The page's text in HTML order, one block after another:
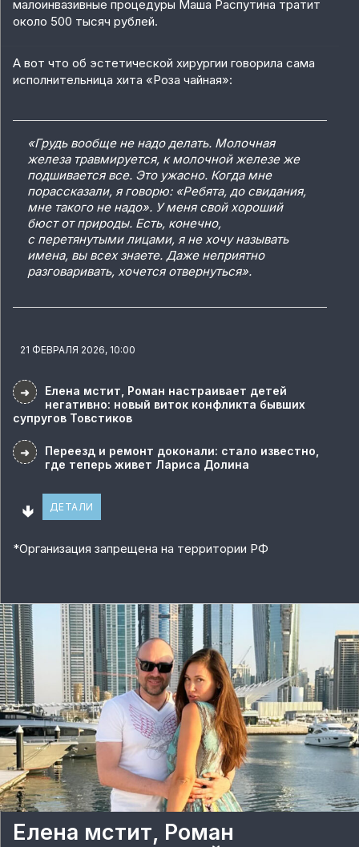
малоинвазивные процедуры Маша Распутина тратит
около 500 тысяч рублей.
А вот что об эстетической хирургии говорила сама
исполнительница хита «Роза чайная»:
«Грудь вообще не надо делать. Молочная
железа травмируется, к молочной железе же
подшивается все. Это ужасно. Когда мне
порассказали, я говорю: «Ребята, до свидания,
мне такого не надо». У меня свой хороший
бюст от природы. Есть, конечно,
с перетянутыми лицами, я не хочу называть
имена, вы всех знаете. Даже неприятно
разговаривать, хочется отвернуться».
21 ФЕВРАЛЯ 2026, 10:00
➜
Елена мстит, Роман настраивает детей
негативно: новый виток конфликта бывших
супругов Товстиков
➜
Переезд и ремонт доконали: стало известно,
где теперь живет Лариса Долина
🢃 ДЕТАЛИ
*Организация запрещена на территории РФ
Елена мстит, Роман